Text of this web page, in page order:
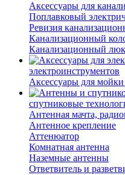
Аксессуары для
Поплавковый
Ревизия
Канализационный
Канализационный
электроинструментов
Аксессуары для
спутниковые
Антенная мачта,
Антенное крепление
Аттенюатор
Комнатная антенна
Наземные антенны
Ответвитель и